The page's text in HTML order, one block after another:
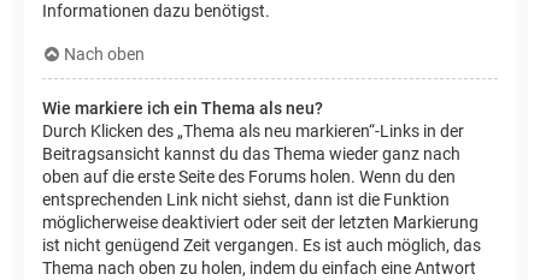
Informationen dazu benötigst.
Nach oben
Wie markiere ich ein Thema als neu?
Durch Klicken des „Thema als neu markieren“-Links in der
Beitragsansicht kannst du das Thema wieder ganz nach
oben auf die erste Seite des Forums holen. Wenn du den
entsprechenden Link nicht siehst, dann ist die Funktion
möglicherweise deaktiviert oder seit der letzten Markierung
ist nicht genügend Zeit vergangen. Es ist auch möglich, das
Thema nach oben zu holen, indem du einfach eine Antwort